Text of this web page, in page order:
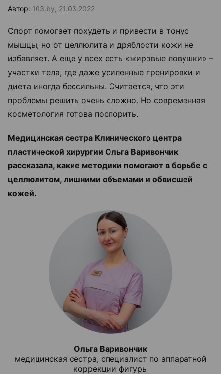
Автор: 103.by, 21.03.2022
Спорт помогает похудеть и привести в тонус
мышцы, но от целлюлита и дряблости кожи не
избавляет. А еще у всех есть «жировые ловушки» –
участки тела, где даже усиленные тренировки и
диета иногда бессильны. Считается, что эти
проблемы решить очень сложно. Но современная
косметология готова поспорить.
Медицинская сестра Клинического центра
пластической хирургии Ольга Варивончик
рассказала, какие методики помогают в борьбе с
целлюлитом, лишними объемами и обвисшей
кожей.
Ольга Варивончик
медицинская сестра, специалист по аппаратной
коррекции фигуры